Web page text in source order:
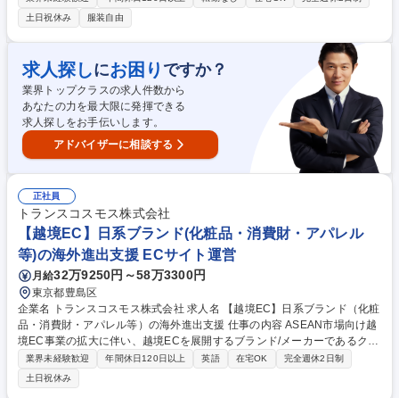
応えるか」を定義することがミッションです。単なる順位 改善ではなく、
検索結果での可視性向上から、流入後の行動・コンバージョンまでを見据
えた再現性のあるSEO設計・改善をお任せします。記事制作や部分的なテ
クニカル対応に留まらず、クロール・インデックスの前提設計から、ター
ゲットクエリに対するページ構成設計までを一貫して担う役割です。SEO
の専門知識を活かしながら、事業成長に直結する施策を主体的に推進して
いただきます。 募集職種 【SEOマーケター（メディア）】ヘルスケア領
域に新しい価値を提供する会社◎
土日祝休み
服装自由
求人探しにお困り ですか？
業界トップクラスの求人件数から
あなたの力を最大限に発揮できる
求人探しをお手伝いします。
アドバイザーに相談する
正社員
トランスコスモス株式会社
【越境EC】日系ブランド(化粧品・消費財・アパレル
等)の海外進出支援 ECサイト運営
月給32万9250円～58万3300円
東京都豊島区
企業名 トランスコスモス株式会社 求人名 【越境EC】日系ブランド（化粧
品・消費財・アパレル等）の海外進出支援 仕事の内容 ASEAN市場向け越
境EC事業の拡大に伴い、越境ECを展開するブランド/メーカーであるクラ
イアント・社内・海外運営チームの連携をお任せします。将来的にはご自
身がPMとしてプロジェクトリードしていただきます。 日系ブランド（化
粧品・消費財・アパレル等）の海外進出支援、越境ECのサービスプロバ
業界未経験歓迎 年間休日120日以上 英語 在宅OK
完全週休2日制
土日祝休み